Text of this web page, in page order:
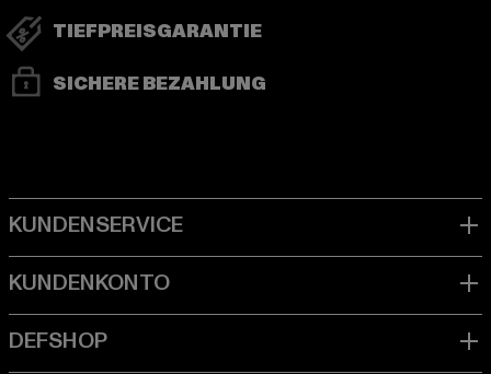
TIEFPREISGARANTIE
SICHERE BEZAHLUNG